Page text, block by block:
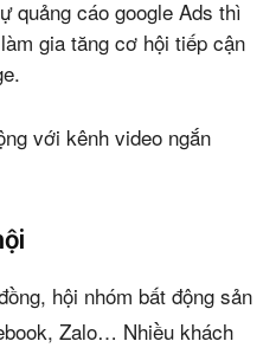
quảng cáo google Ads thì
gia tăng cơ hội tiếp cận
với kênh video ngắn
hội nhóm bất động sản
Zalo… Nhiều khách